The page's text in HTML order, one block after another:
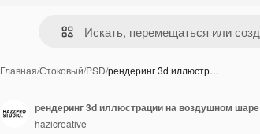
Главная/Стоковый/PSD/рендеринг 3d иллюстр…
рендеринг 3d иллюстрации на воздушном шаре
hazicreative